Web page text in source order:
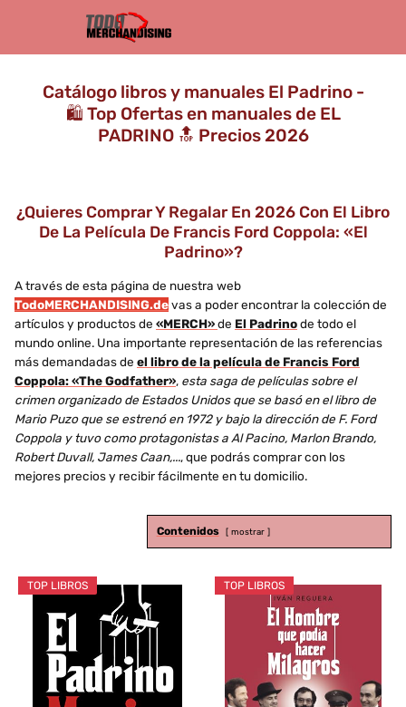
Catálogo libros y manuales El Padrino -
🛍️ Top Ofertas en manuales de EL
PADRINO 🔝 Precios 2026
¿Quieres Comprar Y Regalar En 2026 Con El Libro
De La Película De Francis Ford Coppola: «El
Padrino»?
A través de esta página de nuestra web
TodoMERCHANDISING.devas a poder encontrar la colección de
artículos y productos de «MERCH»de El Padrinode todo el
mundo online. Una importante representación de las referencias
más demandadas de el libro de la película de Francis Ford
Coppola: «The Godfather», esta saga de películas sobre el
crimen organizado de Estados Unidos que se basó en el libro de
Mario Puzo que se estrenó en 1972 y bajo la dirección de F. Ford
Coppola y tuvo como protagonistas a Al Pacino, Marlon Brando,
Robert Duvall, James Caan,..., que podrás comprar con los
mejores precios y recibir fácilmente en tu domicilio.
Contenidos mostrar
TOP LIBROS TOP LIBROS